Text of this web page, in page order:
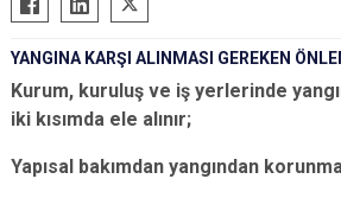
YANGINA KARŞI ALINMASI GEREKEN
Kurum, kuruluş ve iş yerlerinde
iki kısımda ele alınır;
Yapısal bakımdan yangından